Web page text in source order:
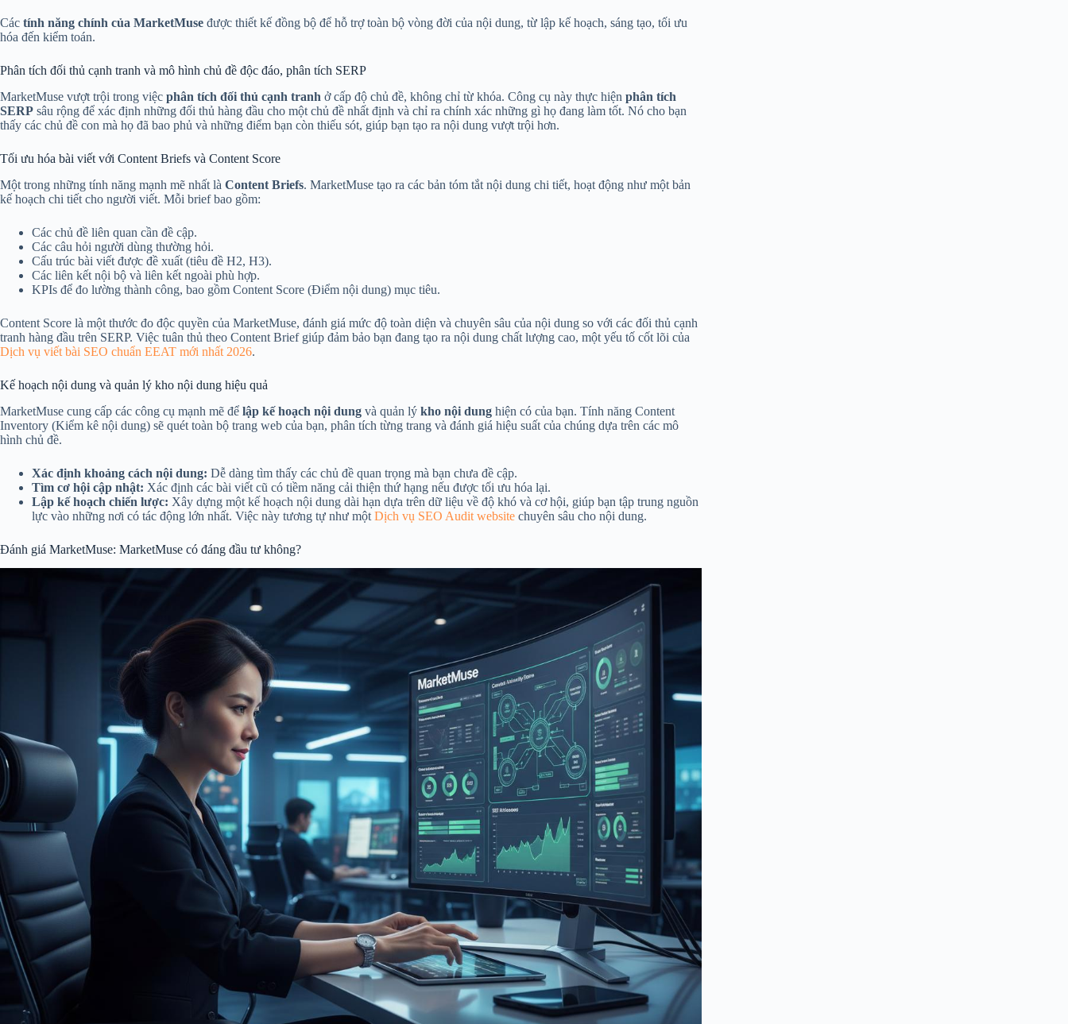
Các tính năng chính của MarketMuse được thiết kế đồng bộ để hỗ trợ toàn bộ vòng đời của nội dung, từ lập kế hoạch, sáng tạo, tối ưu
hóa đến kiểm toán.
Phân tích đối thủ cạnh tranh và mô hình chủ đề độc đáo, phân tích SERP
MarketMuse vượt trội trong việc phân tích đối thủ cạnh tranh ở cấp độ chủ đề, không chỉ từ khóa. Công cụ này thực hiện phân tích
SERP sâu rộng để xác định những đối thủ hàng đầu cho một chủ đề nhất định và chỉ ra chính xác những gì họ đang làm tốt. Nó cho bạn
thấy các chủ đề con mà họ đã bao phủ và những điểm bạn còn thiếu sót, giúp bạn tạo ra nội dung vượt trội hơn.
Tối ưu hóa bài viết với Content Briefs và Content Score
Một trong những tính năng mạnh mẽ nhất là Content Briefs. MarketMuse tạo ra các bản tóm tắt nội dung chi tiết, hoạt động như một bản
kế hoạch chi tiết cho người viết. Mỗi brief bao gồm:
Các chủ đề liên quan cần đề cập.
Các câu hỏi người dùng thường hỏi.
Cấu trúc bài viết được đề xuất (tiêu đề H2, H3).
Các liên kết nội bộ và liên kết ngoài phù hợp.
KPIs để đo lường thành công, bao gồm Content Score (Điểm nội dung) mục tiêu.
Content Score là một thước đo độc quyền của MarketMuse, đánh giá mức độ toàn diện và chuyên sâu của nội dung so với các đối thủ cạnh
tranh hàng đầu trên SERP. Việc tuân thủ theo Content Brief giúp đảm bảo bạn đang tạo ra nội dung chất lượng cao, một yếu tố cốt lõi của
Dịch vụ viết bài SEO chuẩn EEAT mới nhất 2026.
Kế hoạch nội dung và quản lý kho nội dung hiệu quả
MarketMuse cung cấp các công cụ mạnh mẽ để lập kế hoạch nội dung và quản lý kho nội dung hiện có của bạn. Tính năng Content
Inventory (Kiểm kê nội dung) sẽ quét toàn bộ trang web của bạn, phân tích từng trang và đánh giá hiệu suất của chúng dựa trên các mô
hình chủ đề.
Xác định khoảng cách nội dung: Dễ dàng tìm thấy các chủ đề quan trọng mà bạn chưa đề cập.
Tìm cơ hội cập nhật: Xác định các bài viết cũ có tiềm năng cải thiện thứ hạng nếu được tối ưu hóa lại.
Lập kế hoạch chiến lược: Xây dựng một kế hoạch nội dung dài hạn dựa trên dữ liệu về độ khó và cơ hội, giúp bạn tập trung nguồn
lực vào những nơi có tác động lớn nhất. Việc này tương tự như một Dịch vụ SEO Audit website chuyên sâu cho nội dung.
Đánh giá MarketMuse: MarketMuse có đáng đầu tư không?